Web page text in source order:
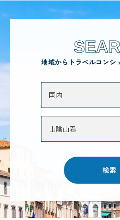
地域からトラベルコンシ
検索